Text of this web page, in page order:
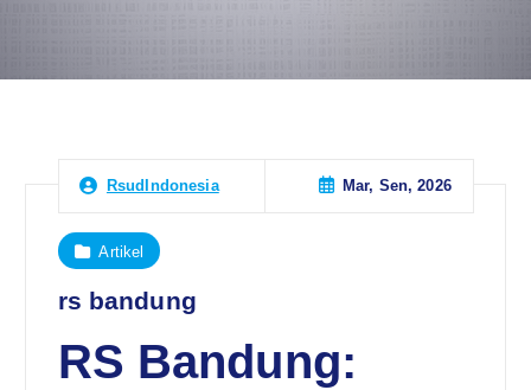
RsudIndonesia Mar, Sen, 2026
Artikel
rs bandung
RS Bandung: